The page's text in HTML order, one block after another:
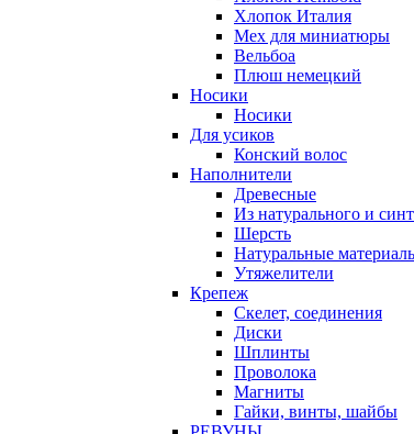
Хлопок Италия
Мех для миниатюры
Вельбоа
Плюш немецкий
Носики
Носики
Для усиков
Конский волос
Наполнители
Древесные
Из натурального и
Шерсть
Натуральные
Утяжелители
Крепеж
Скелет, соединения
Диски
Шплинты
Проволока
Магниты
Гайки, винты, шайбы